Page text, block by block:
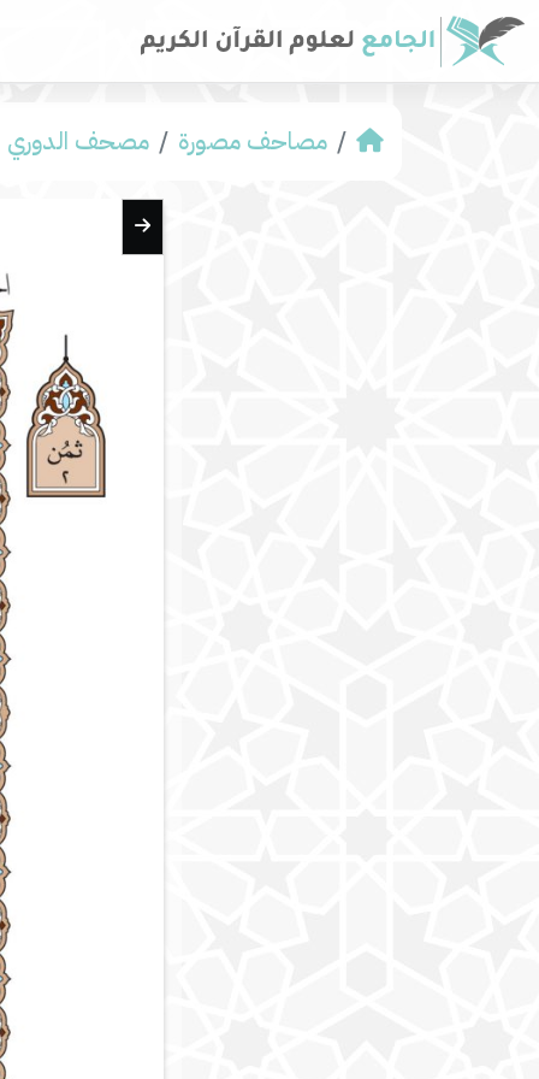
مصاحف مصورة مصحف الدوري